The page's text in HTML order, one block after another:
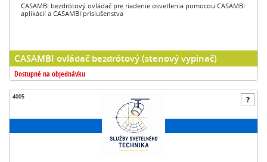
CASAMBI bezdrótový ovládač pre riadenie osvetlenia pomocou CASAMBI
aplikácií a CASAMBI príslušenstva
CASAMBI ovládač bezdrótový (stenový vypinač)
Dostupné na objednávku
4005